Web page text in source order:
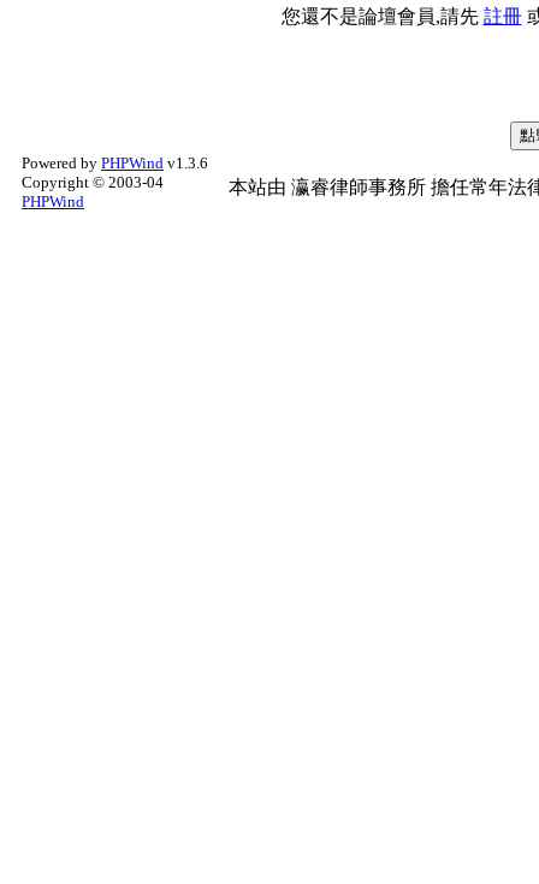
您還不是論壇會員,請先 註冊
Powered by PHPWind v1.3.6
Copyright © 2003-04
PHPWind
本站由 瀛睿律師事務所 擔任常年法